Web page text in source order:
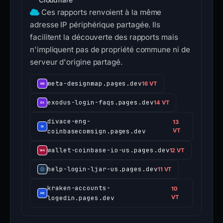
Ces rapports renvoient à la même
adresse IP périphérique partagée. Ils
facilitent la découverte des rapports mais
n'impliquent pas de propriété commune ni de
serveur d'origine partagé.
meta-designmap.pages.dev16 VT
exodus-login-faqs.pages.dev14 VT
divace-eng-
coinbasecomsign.pages.dev
13
VT
wallet-coinbase-io-us.pages.dev12 VT
help-login-ljar-us.pages.dev11 VT
kraken-accounts-
logedin.pages.dev
10
VT